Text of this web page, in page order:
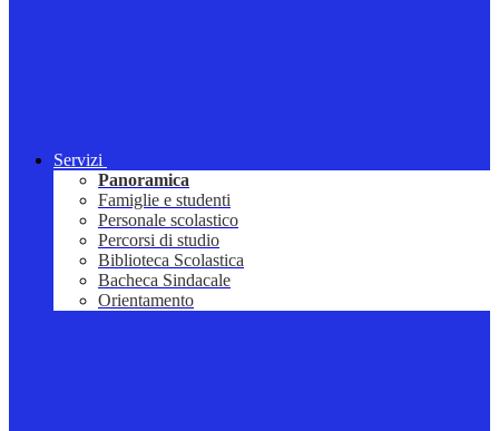
Servizi
Panoramica
Famiglie e studenti
Personale scolastico
Percorsi di studio
Biblioteca Scolastica
Bacheca Sindacale
Orientamento